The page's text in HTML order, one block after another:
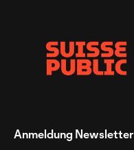
Anmeldung Newsletter